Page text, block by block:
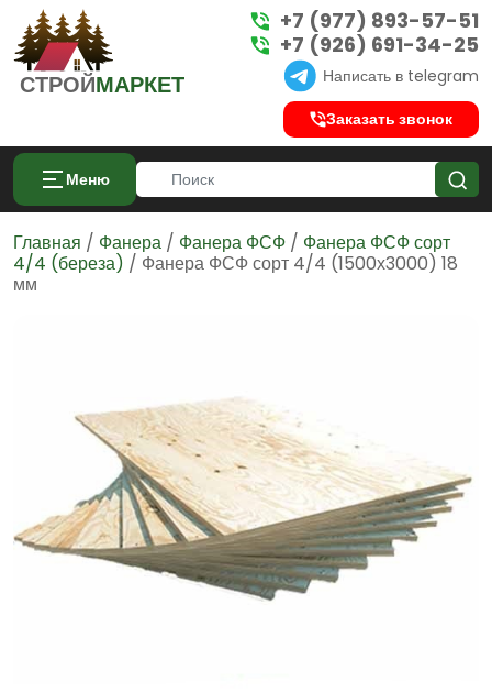
СТРОЙМАРКЕТ
+7 (977) 893-57-51
+7 (926) 691-34-25
Написать в telegram
Заказать звонок
Меню
Главная / Фанера / Фанера ФСФ / Фанера ФСФ сорт
4/4 (береза) / Фанера ФСФ сорт 4/4 (1500х3000) 18
мм